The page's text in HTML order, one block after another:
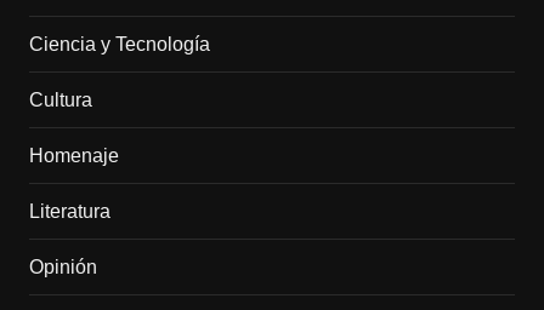
Ciencia y Tecnología
Cultura
Homenaje
Literatura
Opinión